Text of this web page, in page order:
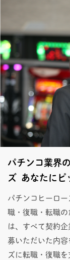
パチンコ業界
ズ あなたにピ
パチンコヒーロ
職・復職・転職
は、すべて契約
募いただいた内
ズに転職・復職を